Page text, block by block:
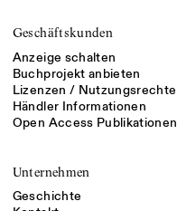
Geschäftskunden
Anzeige schalten
Buchprojekt anbieten
Lizenzen / Nutzungsrechte
Händler Informationen
Open Access Publikationen
Unternehmen
Geschichte